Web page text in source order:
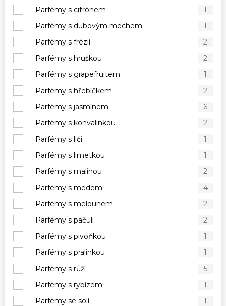
Parfémy s citrónem
1
Parfémy s dubovým mechem
1
Parfémy s frézií
2
Parfémy s hruškou
2
Parfémy s grapefruitem
1
Parfémy s hřebíčkem
2
Parfémy s jasmínem
6
Parfémy s konvalinkou
2
Parfémy s liči
1
Parfémy s limetkou
1
Parfémy s malinou
2
Parfémy s medem
4
Parfémy s melounem
2
Parfémy s pačuli
2
Parfémy s pivoňkou
1
Parfémy s pralinkou
1
Parfémy s růží
5
Parfémy s rybízem
1
Parfémy se solí
1